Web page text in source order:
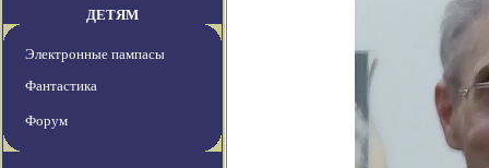
ДЕТЯМ
Электронные пампасы
Фантастика
Форум